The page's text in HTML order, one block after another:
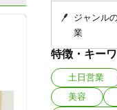
ジャンル
業
特徴・キー
土日営業
美容